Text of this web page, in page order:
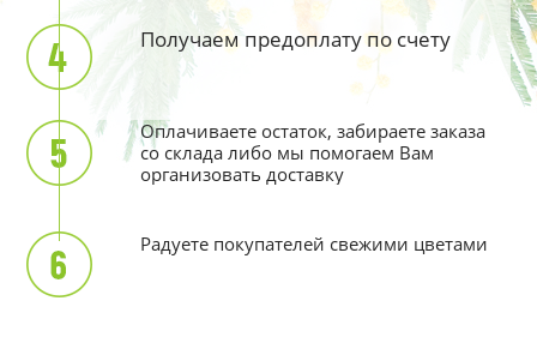
Получаем предоплату по счету
Оплачиваете остаток, забираете заказа
со склада либо мы помогаем Вам
организовать доставку
Радуете покупателей свежими цветами